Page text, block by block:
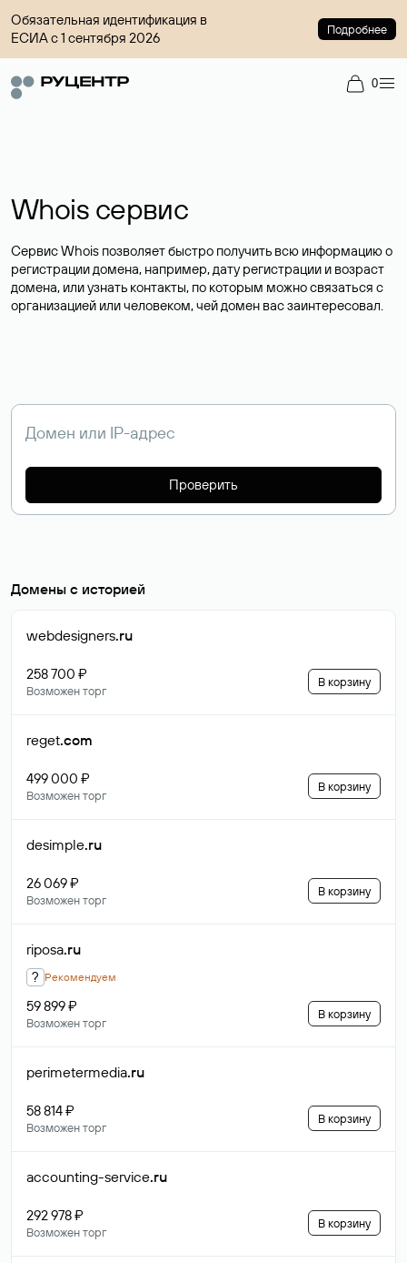
Обязательная идентификация в
ЕСИА с 1 сентября 2026
Подробнее
0
Whois сервис
Сервис Whois позволяет быстро получить всю информацию о
регистрации домена, например, дату регистрации и возраст
домена, или узнать контакты, по которым можно связаться с
организацией или человеком, чей домен вас заинтересовал.
Проверить
Домены с историей
webdesigners.ru
258 700 ₽
Возможен торг
В корзину
reget.com
499 000 ₽
Возможен торг
В корзину
desimple.ru
26 069 ₽
Возможен торг
В корзину
riposa.ru
? Рекомендуем
59 899 ₽
Возможен торг
В корзину
perimetermedia.ru
58 814 ₽
Возможен торг
В корзину
accounting-service.ru
292 978 ₽
Возможен торг
В корзину